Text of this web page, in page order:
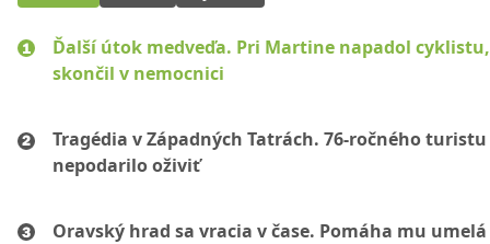
Ďalší útok medveďa. Pri Martine napadol
skončil v nemocnici
Tragédia v Západných Tatrách. 76-ročného turistu
nepodarilo oživiť
Oravský hrad sa vracia v čase. Pomáha mu umelá